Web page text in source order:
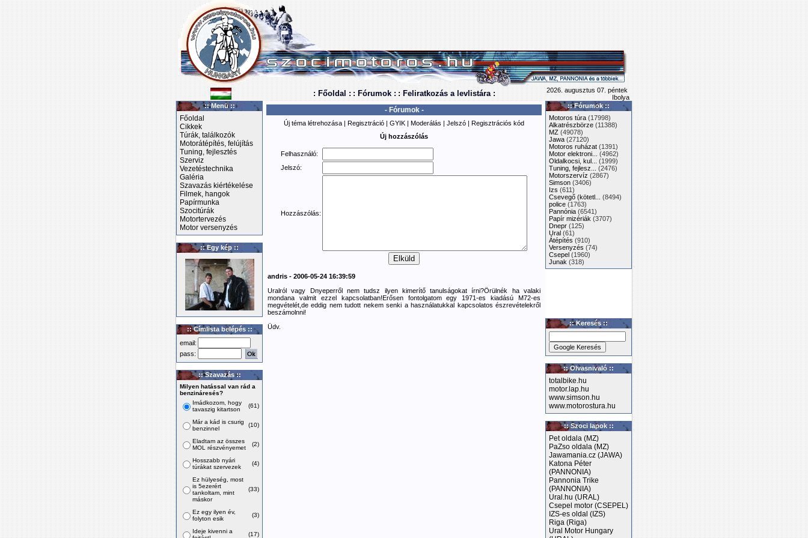
: Főoldal : : Fórumok : : Feliratkozás a levlistára :
2026. augusztus 07. péntek
Ibolya
:: Menü ::
Főoldal
Cikkek
Túrák, találkozók
Motorátépítés, felújítás
Tuning, fejlesztés
Szerviz
Vezetéstechnika
Galéria
Szavazás kiértékelése
Filmek, hangok
Papírmunka
Szocitúrák
Motortervezés
Motor versenyzés
:: Egy kép ::
:: Címlista belépés ::
email:
pass:
:: Szavazás ::
Milyen hatással van rád a
benzináresés?
Imádkozom, hogy
tavaszig kitartson
(61)
Már a kád is csurig
benzinnel
(10)
Eladtam az összes
MOL részvényemet
(2)
Hosszabb nyári
túrákat szervezek
(4)
Ez hülyeség, most
is 5ezerért
tankoltam, mint
máskor
(33)
Ez egy ilyen év,
folyton esik
(3)
Ideje kivenni a
(17)
- Fórumok -
Új téma létrehozása | Regisztráció | GYIK | Moderálás | Jelszó | Regisztrációs kód
Új hozzászólás
Felhasználó:
Jelszó:
Hozzászólás:
andris - 2006-05-24 16:39:59
Uralról vagy Dnyeperről nem tudsz ilyen kimerítő tanulságokat írni?Örülnék ha valaki
mondana valmit ezzel kapcsolatban!Erősen fontolgatom egy 1971-es kiadású M72-es
megvételét,de eddig nem tudott nekem senki a használatukkal kapcsolatos észrevételekről
beszámolnni!
Üdv.
:: Fórumok ::
Motoros túra (17998)
Alkatrészbörze (11388)
MZ (49078)
Jawa (27120)
Motoros ruházat (1391)
Motor elektroni...
(4962)
Oldalkocsi, kul...
(1999)
Tuning, fejlesz...
(2476)
Motorszervíz (2867)
Simson (3406)
Izs (611)
Csevegő (kötetl...
(8494)
police (1763)
Pannónia (6541)
Papír mizériák (3707)
Dnepr (125)
Ural (61)
Átépítés (910)
Versenyzés (74)
Csepel (1960)
Junak (318)
:: Keresés ::
:: Olvasnivaló ::
totalbike.hu
motor.lap.hu
www.simson.hu
www.motorostura.hu
:: Szoci lapok ::
Pet oldala (MZ)
PaZso oldala (MZ)
Jawamania.cz (JAWA)
Katona Péter
(PANNONIA)
Pannonia Trike
(PANNONIA)
Ural.hu (URAL)
Csepel motor (CSEPEL)
IZS-es oldal (IZS)
Riga (Riga)
Ural Motor Hungary